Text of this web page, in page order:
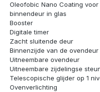
Oleofobic Nano Coating
binnendeur in glas
Booster
Digitale timer
Zacht sluitende deur
Binnenzijde van de
Uitneembare ovendeur
Uitneembare zijdelingse
Telescopische glijder op 1
Ovenverlichting